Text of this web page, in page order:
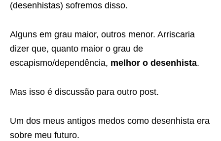
(desenhistas) sofremos disso.
Alguns em grau maior, outros menor. Arriscaria
dizer que, quanto maior o grau de
escapismo/dependência, melhor o desenhista.
Mas isso é discussão para outro post.
Um dos meus antigos medos como desenhista era
sobre meu futuro.